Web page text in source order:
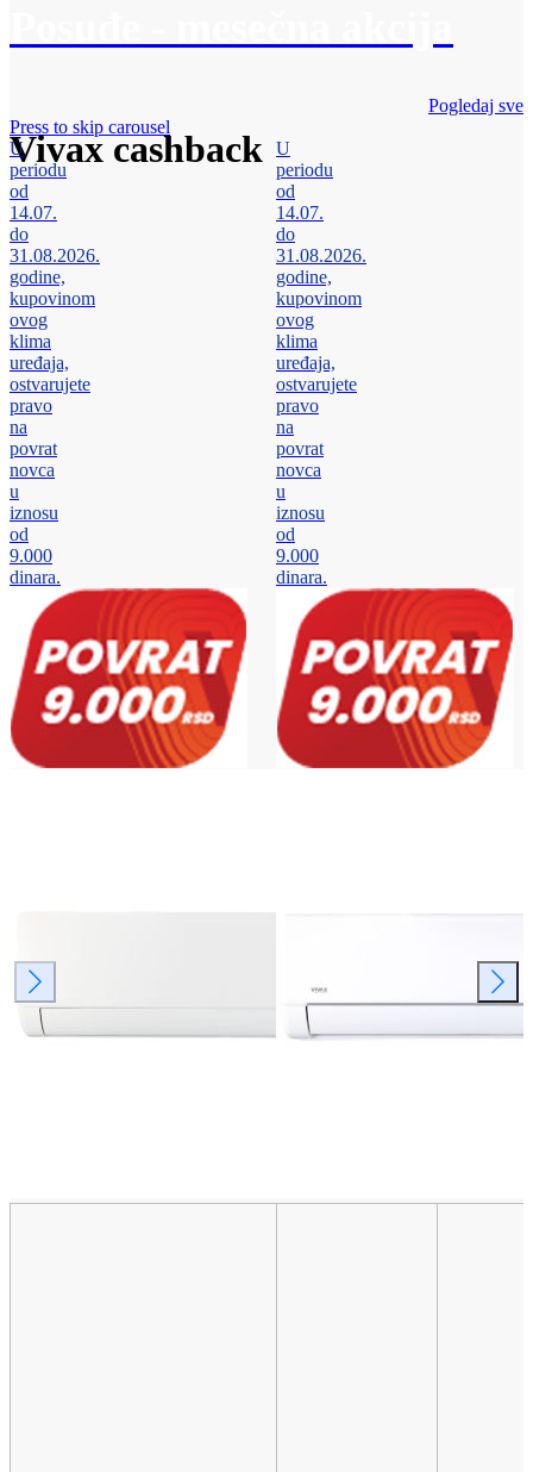
Vivax cashback
Pogledaj sve
Press to skip carousel
U
periodu
od
14.07.
do
31.08.2026.
godine,
kupovinom
ovog
klima
uređaja,
ostvarujete
pravo
na
povrat
novca
u
iznosu
od
9.000
dinara.
U
periodu
od
14.07.
do
31.08.2026.
godine,
kupovinom
ovog
klima
uređaja,
ostvarujete
pravo
na
povrat
novca
u
iznosu
od
9.000
dinara.